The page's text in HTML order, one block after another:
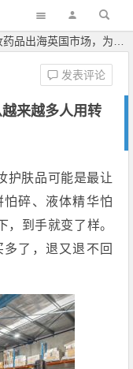
出海英国市场，为什么越来越多人用转运仓？
来越多人用转
发表评论
护肤品可能是最让
碎、液体精华怕
到手就变了样。
了，退又退不回